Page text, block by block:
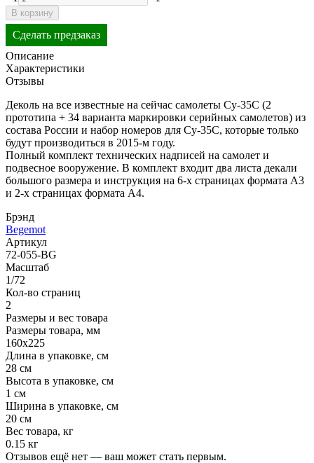
В корзину
Сделать предзаказ
Описание
Характеристики
Отзывы
Деколь на все известные на сейчас самолеты Су-35С (2
прототипа + 34 варианта маркировки серийных самолетов) из
состава России и набор номеров для Су-35С, которые только
будут производиться в 2015-м году.
Полный комплект технических надписей на самолет и
подвесное вооружение. В комплект входит два листа декали
большого размера и инструкция на 6-х страницах формата А3
и 2-х страницах формата А4.
Брэнд
Begemot
Артикул
72-055-BG
Масштаб
1/72
Кол-во страниц
2
Размеры и вес товара
Размеры товара, мм
160х225
Длина в упаковке, см
28 см
Высота в упаковке, см
1 см
Ширина в упаковке, см
20 см
Вес товара, кг
0.15 кг
Отзывов ещё нет — ваш может стать первым.